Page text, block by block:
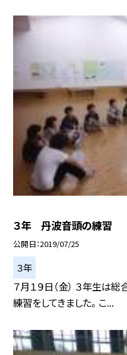
３年 丹波音頭の練習
公開日 2019/07/25
３年
７月１９日（金） ３年生は
練習をしてきました。 こ...